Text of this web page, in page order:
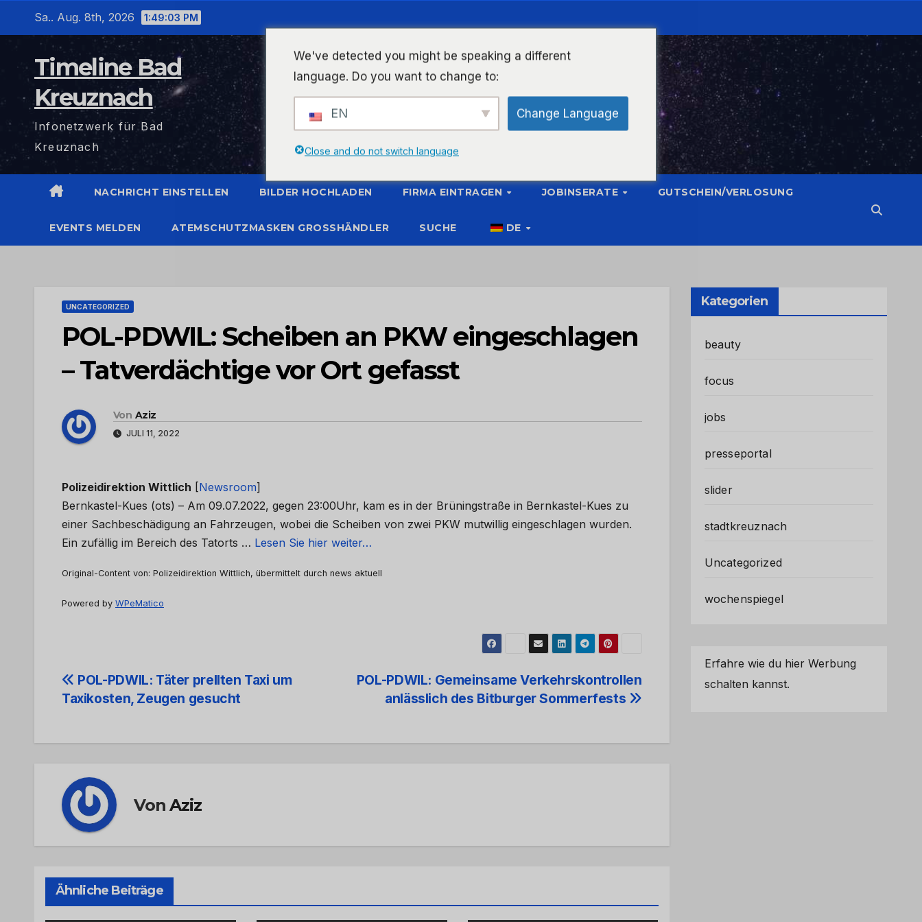
Sa.. Aug. 8th, 2026 1:49:03 PM
Timeline Bad
Kreuznach
Infonetzwerk für Bad
Kreuznach
NACHRICHT EINSTELLEN BILDER HOCHLADEN FIRMA EINTRAGEN JOBINSERATE GUTSCHEIN/VERLOSUNG
EVENTS MELDEN ATEMSCHUTZMASKEN GROSSHÄNDLER SUCHE DE
UNCATEGORIZED
POL-PDWIL: Scheiben an PKW eingeschlagen
– Tatverdächtige vor Ort gefasst
Von Aziz
JULI 11, 2022
Polizeidirektion Wittlich [Newsroom]
Bernkastel-Kues (ots) – Am 09.07.2022, gegen 23:00Uhr, kam es in der Brüningstraße in Bernkastel-Kues zu
einer Sachbeschädigung an Fahrzeugen, wobei die Scheiben von zwei PKW mutwillig eingeschlagen wurden.
Ein zufällig im Bereich des Tatorts … Lesen Sie hier weiter…
Original-Content von: Polizeidirektion Wittlich, übermittelt durch news aktuell
Powered by WPeMatico
Beitrags-
Navigation
POL-PDWIL: Gemeinsame Verkehrskontrollen
anlässlich des Bitburger Sommerfests
POL-PDWIL: Täter prellten Taxi um
Taxikosten, Zeugen gesucht
VonAziz
Ähnliche Beiträge
Kategorien
beauty
focus
jobs
presseportal
slider
stadtkreuznach
Uncategorized
wochenspiegel
Erfahre wie du hier Werbung
schalten kannst.
We've detected you might be speaking a different
language. Do you want to change to:
EN Change Language
Close and do not switch language